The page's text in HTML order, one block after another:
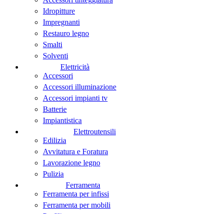
Idropitture
Impregnanti
Restauro legno
Smalti
Solventi
Elettricità
Accessori
Accessori illuminazione
Accessori impianti tv
Batterie
Impiantistica
Elettroutensili
Edilizia
Avvitatura e Foratura
Lavorazione legno
Pulizia
Ferramenta
Ferramenta per infissi
Ferramenta per mobili